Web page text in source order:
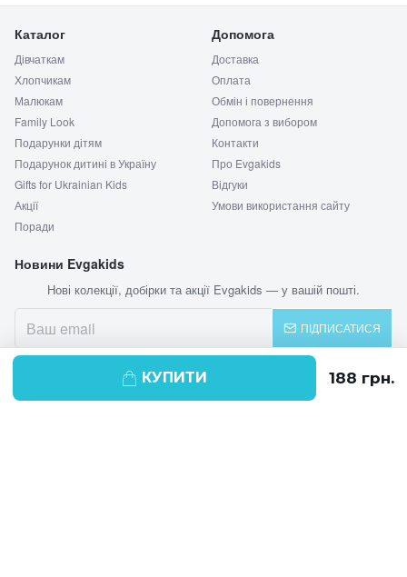
КУПИТИ
Каталог
Дівчаткам
Хлопчикам
Малюкам
Family Look
Подарунки дітям
Подарунок дитині в Україну
Gifts for Ukrainian Kids
Акції
Поради
Допомога
Доставка
Оплата
Обмін і повернення
Допомога з вибором
Контакти
Про Evgakids
Відгуки
Умови використання сайту
Новини Evgakids
Нові колекції, добірки та акції Evgakids — у вашій пошті.
ПІДПИСАТИСЯ